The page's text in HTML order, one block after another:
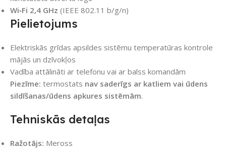
Wi‑Fi 2,4 GHz (IEEE 802.11 b/g/n)
Pielietojums
Elektriskās grīdas apsildes sistēmu temperatūras kontrole
mājās un dzīvokļos
Vadība attālināti ar telefonu vai ar balss komandām
Piezīme: termostats nav saderīgs ar katliem vai ūdens
sildīšanas/ūdens apkures sistēmām.
Tehniskās detaļas
Ražotājs: Meross